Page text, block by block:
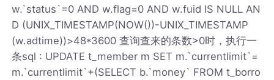
w.`status`=0 AND w.flag=0 AND w.fuid IS NULL AN
D (UNIX_TIMESTAMP(NOW())-UNIX_TIMESTAMP
(w.adtime))>48*3600 查询查来的条数>0时，执行一
条sql : UPDATE t_member m SET m.`currentlimit`=
m.`currentlimit`+(SELECT b.`money` FROM t_borro